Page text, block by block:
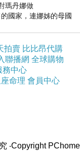
瑪丹娜做
國家，連娜姊的母國
拜在他們到現在唱片
拍賣 比比昂代購
聯播網 全球購物
務中心
命理 會員中心
‧Copyright PChome